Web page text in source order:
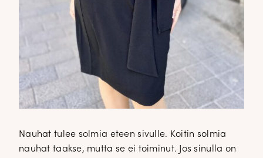
Nauhat tulee solmia eteen sivulle. Koitin solmia
nauhat taakse, mutta se ei toiminut. Jos sinulla on